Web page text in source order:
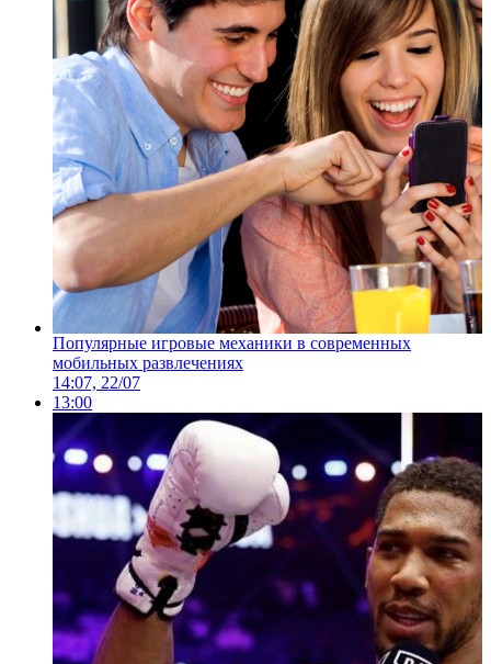
Популярные игровые механики в современных
мобильных развлечениях
14:07, 22/07
13:00